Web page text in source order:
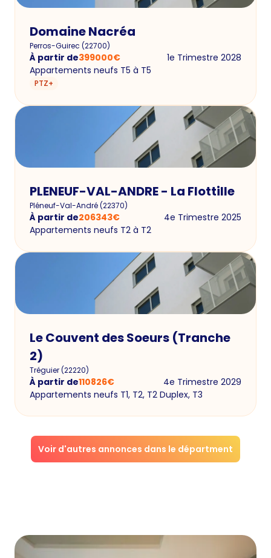
Domaine Nacréa
Perros-Guirec (22700)
À partir de399000€
1e Trimestre 2028
Appartements neufs T5 à T5
PTZ+
PLENEUF-VAL-ANDRE - La Flottille
Pléneuf-Val-André(22370)
À partir de206343€
4e Trimestre 2025
Appartements neufs T2 à T2
Le Couvent des Soeurs (Tranche
2)
Tréguier(22220)
À partir de110826€
4e Trimestre 2029
Appartements neufs T1, T2, T2 Duplex, T3
Voir d'autres annonces dans le départment